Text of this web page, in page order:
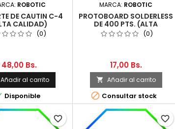
ROBOTIC
DE CAUTIN C-4
CALIDAD)
(0)
48,00 Bs.
Añadir al carrito
Disponible
MARCA: ROBOTIC
PROTOBOARD SOLDERLESS
DE 400 PTS. (ALTA
CALIDAD) (0)
17,00 Bs.
 Añadir al carrito
 Consultar stock
favorite_border favorite_border